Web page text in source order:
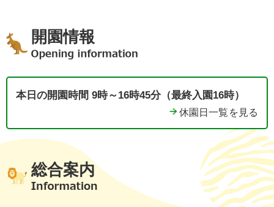
開園情報
本日の開園時間 9時～16時45分（最終入園16時）
休園日一覧を見る
総合案内